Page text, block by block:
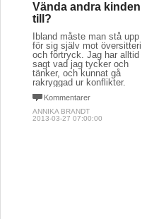
Vända andra kinden
till?
Ibland måste man stå upp
för sig själv mot översitteri
och förtryck. Jag har alltid
sagt vad jag tycker och
tänker, och kunnat gå
rakryggad ur konflikter.
Kommentarer
ANNIKA BRANDT
2013-03-27 07:00:00